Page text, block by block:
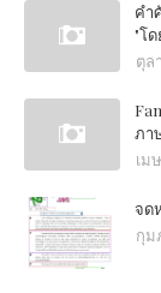
คำ
"โด
ตุล
ภา
เม
จด
กุม